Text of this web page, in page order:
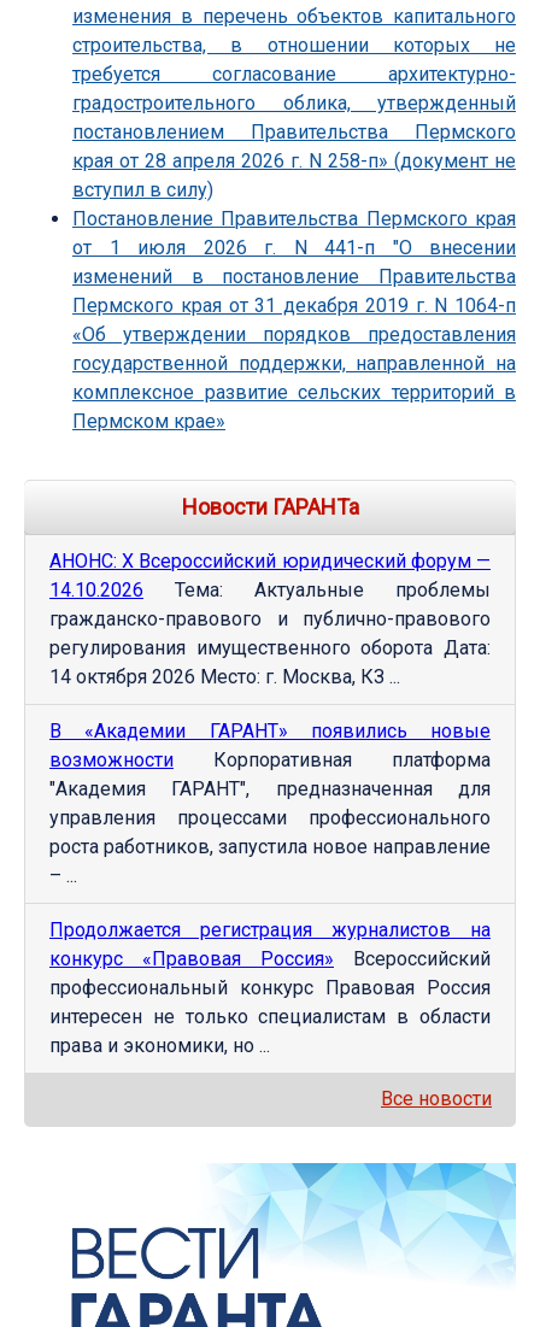
изменения в перечень объектов капитального
строительства, в отношении которых не
требуется согласование архитектурно-
градостроительного облика, утвержденный
постановлением Правительства Пермского
края от 28 апреля 2026 г. N 258-п» (документ не
вступил в силу)
Постановление Правительства Пермского края
от 1 июля 2026 г. N 441-п "О внесении
изменений в постановление Правительства
Пермского края от 31 декабря 2019 г. N 1064-п
«Об утверждении порядков предоставления
государственной поддержки, направленной на
комплексное развитие сельских территорий в
Пермском крае»
Новости ГАРАНТа
АНОНС: Х Всероссийский юридический форум —
14.10.2026 Тема: Актуальные проблемы
гражданско-правового и публично-правового
регулирования имущественного оборота Дата:
14 октября 2026 Место: г. Москва, КЗ ...
В «Академии ГАРАНТ» появились новые
возможности Корпоративная платформа
"Академия ГАРАНТ", предназначенная для
управления процессами профессионального
роста работников, запустила новое направление
– ...
Продолжается регистрация журналистов на
конкурс «Правовая Россия» Всероссийский
профессиональный конкурс Правовая Россия
интересен не только специалистам в области
права и экономики, но ...
Все новости